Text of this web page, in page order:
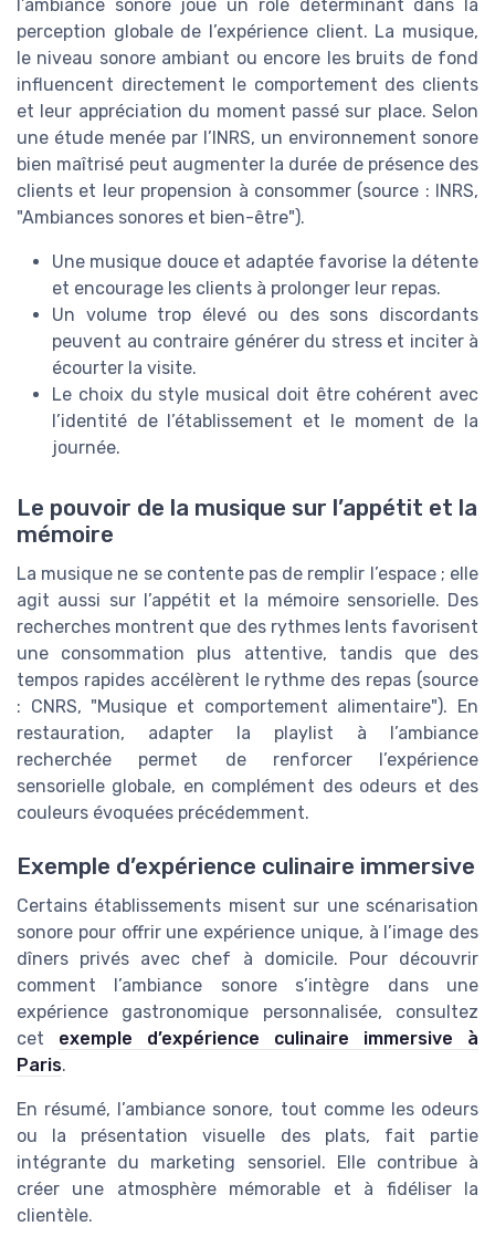
l’ambiance sonore joue un rôle déterminant dans la
perception globale de l’expérience client. La musique,
le niveau sonore ambiant ou encore les bruits de fond
influencent directement le comportement des clients
et leur appréciation du moment passé sur place. Selon
une étude menée par l’INRS, un environnement sonore
bien maîtrisé peut augmenter la durée de présence des
clients et leur propension à consommer (source : INRS,
"Ambiances sonores et bien-être").
Une musique douce et adaptée favorise la détente
et encourage les clients à prolonger leur repas.
Un volume trop élevé ou des sons discordants
peuvent au contraire générer du stress et inciter à
écourter la visite.
Le choix du style musical doit être cohérent avec
l’identité de l’établissement et le moment de la
journée.
Le pouvoir de la musique sur l’appétit et la
mémoire
La musique ne se contente pas de remplir l’espace ; elle
agit aussi sur l’appétit et la mémoire sensorielle. Des
recherches montrent que des rythmes lents favorisent
une consommation plus attentive, tandis que des
tempos rapides accélèrent le rythme des repas (source
: CNRS, "Musique et comportement alimentaire"). En
restauration, adapter la playlist à l’ambiance
recherchée permet de renforcer l’expérience
sensorielle globale, en complément des odeurs et des
couleurs évoquées précédemment.
Exemple d’expérience culinaire immersive
Certains établissements misent sur une scénarisation
sonore pour offrir une expérience unique, à l’image des
dîners privés avec chef à domicile. Pour découvrir
comment l’ambiance sonore s’intègre dans une
expérience gastronomique personnalisée, consultez
cet exemple d’expérience culinaire immersive à
Paris.
En résumé, l’ambiance sonore, tout comme les odeurs
ou la présentation visuelle des plats, fait partie
intégrante du marketing sensoriel. Elle contribue à
créer une atmosphère mémorable et à fidéliser la
clientèle.